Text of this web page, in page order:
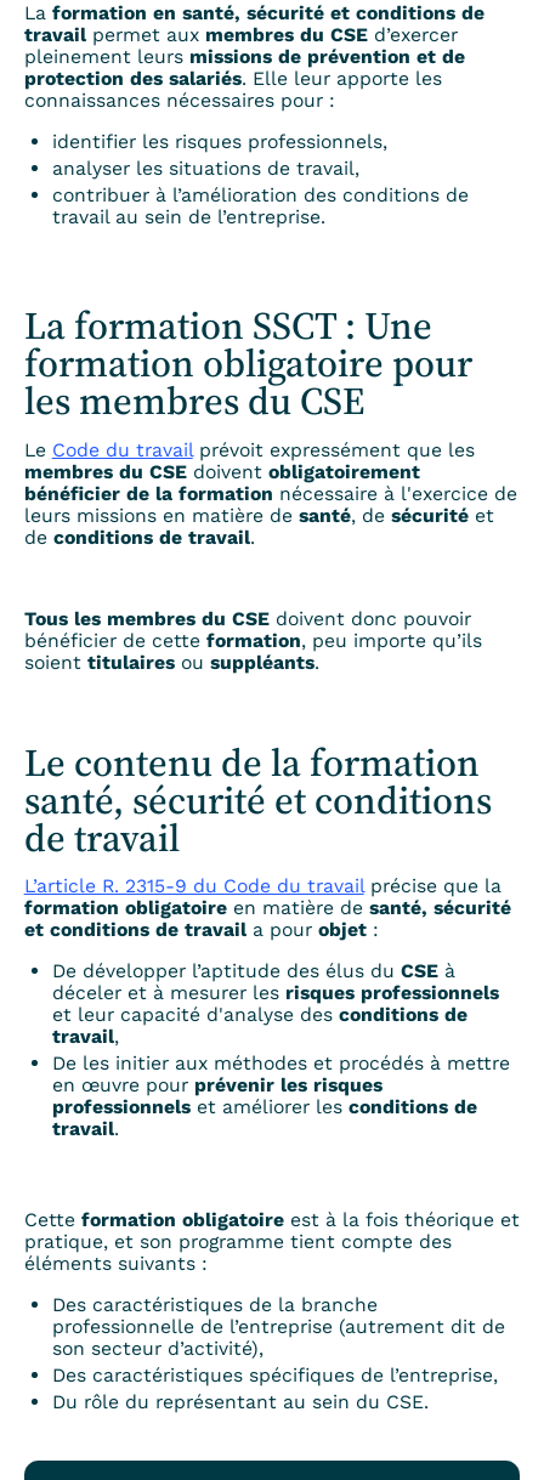
La formation en santé, sécurité et conditions de
travailpermet aux membres du CSEd’exercer
pleinement leurs missions de prévention et de
protection des salariés. Elle leur apporte les
connaissances nécessaires pour :
identifier les risques professionnels,
analyser les situations de travail,
contribuer à l’amélioration des conditions de
travail au sein de l’entreprise.
La formation SSCT : Une
formation obligatoire pour
les membres du CSE
Le Code du travail prévoit expressément que les
membres du CSEdoivent obligatoirement
bénéficier de la formation nécessaire à l'exercice de
leurs missions en matière de santé, de sécurité et
de conditions de travail.
Tous les membres du CSEdoivent donc pouvoir
bénéficier de cette formation, peu importe qu’ils
soient titulaires ou suppléants.
Le contenu de la formation
santé, sécurité et conditions
de travail
L’article R. 2315-9 du Code du travailprécise que la
formation obligatoire en matière de santé, sécurité
et conditions de travaila pour objet :
De développer l’aptitude des élus duCSE à
déceler et à mesurer les risques professionnels
et leur capacité d'analyse desconditions de
travail,
De les initier aux méthodes et procédés à mettre
en œuvre pour prévenir les risques
professionnels et améliorer lesconditions de
travail.
Cette formation obligatoireest à la fois théorique et
pratique, et son programme tient compte des
éléments suivants :
Des caractéristiques de la branche
professionnelle de l’entreprise (autrement dit de
son secteur d’activité),
Des caractéristiques spécifiques de l’entreprise,
Du rôle du représentant au sein du CSE.